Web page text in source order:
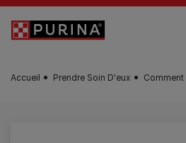
Skip to main content
Accueil Prendre Soin D'eux